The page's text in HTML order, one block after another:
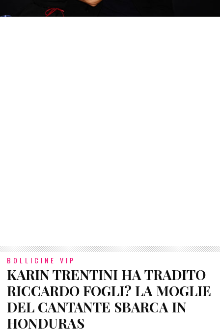
BOLLICINE VIP
KARIN TRENTINI HA TRADITO
RICCARDO FOGLI? LA MOGLIE
DEL CANTANTE SBARCA IN
HONDURAS